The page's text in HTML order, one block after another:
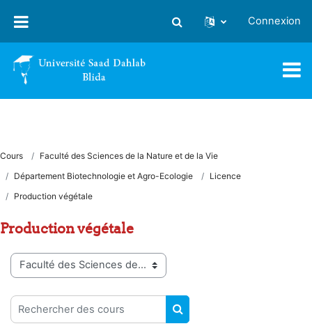
Activer/désactiver la saisie
Connexion
Cours
Faculté des Sciences de la Nature et de la Vie
Département Biotechnologie et Agro-Ecologie
Licence
Production végétale
Production végétale
Catégories de cours
Rechercher des cours
RECHERCHER DES